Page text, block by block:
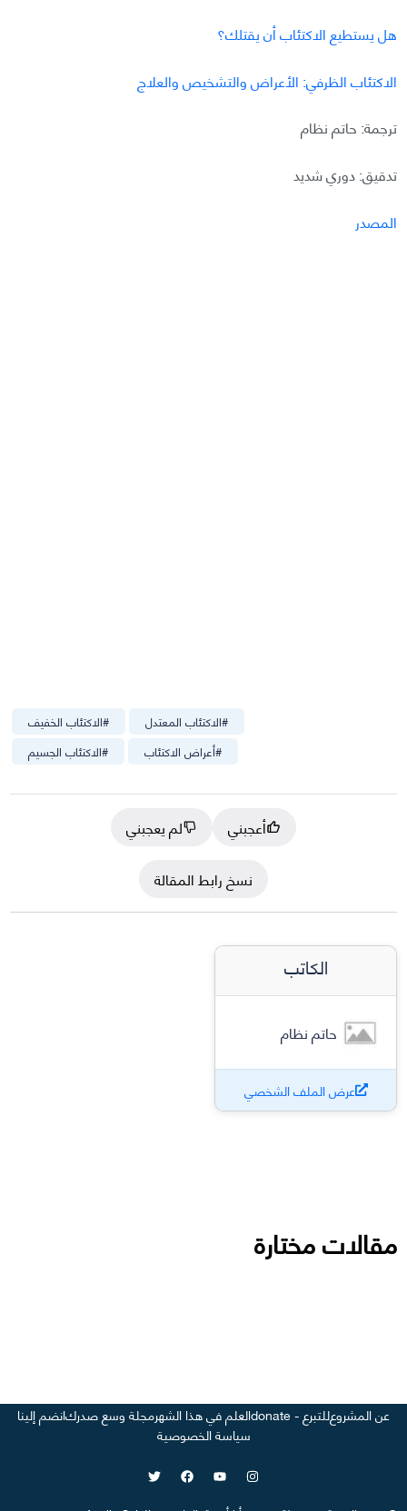
هل يستطيع الاكتئاب أن يقتلك؟
الاكتئاب الظرفي: الأعراض والتشخيص والعلاج
ترجمة: حاتم نظام
تدقيق: دوري شديد
المصدر
#الاكتئاب الخفيف #الاكتئاب المعتدل
#الاكتئاب الجسيم #أعراض الاكتئاب
أعجبني
لم يعجبني
نسخ رابط المقالة
الكاتب
حاتم نظام
عرض الملف الشخصي
مقالات مختارة
عن المشروعللتبرع - donate العلم في هذا الشهرمجلة وسع صدركانضم إلينا
سياسة الخصوصية